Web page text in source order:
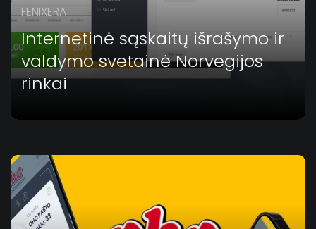
FENIXERA
Internetinė sąskaitų išrašymo ir
valdymo svetainė Norvegijos
rinkai